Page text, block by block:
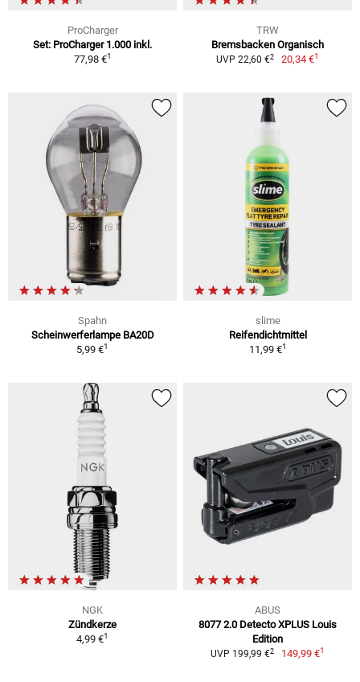
ProCharger
Set: ProCharger 1.000 inkl.
77,98 €1
TRW
Bremsbacken Organisch
UVP 22,60 €2 20,34 €1
Spahn
Scheinwerferlampe BA20D
5,99 €1
slime
Reifendichtmittel
11,99 €1
NGK
Zündkerze
4,99 €1
ABUS
8077 2.0 Detecto XPLUS Louis
Edition
UVP 199,99 €2 149,99 €1